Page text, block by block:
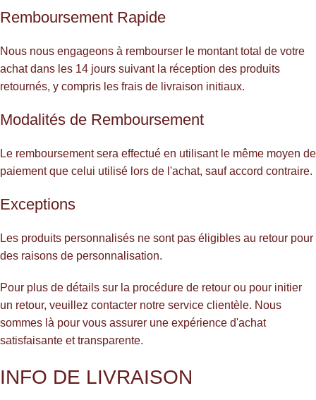
Remboursement Rapide
Nous nous engageons à rembourser le montant total de votre
achat dans les 14 jours suivant la réception des produits
retournés, y compris les frais de livraison initiaux.
Modalités de Remboursement
Le remboursement sera effectué en utilisant le même moyen de
paiement que celui utilisé lors de l'achat, sauf accord contraire.
Exceptions
Les produits personnalisés ne sont pas éligibles au retour pour
des raisons de personnalisation.
Pour plus de détails sur la procédure de retour ou pour initier
un retour, veuillez contacter notre service clientèle. Nous
sommes là pour vous assurer une expérience d'achat
satisfaisante et transparente.
INFO DE LIVRAISON